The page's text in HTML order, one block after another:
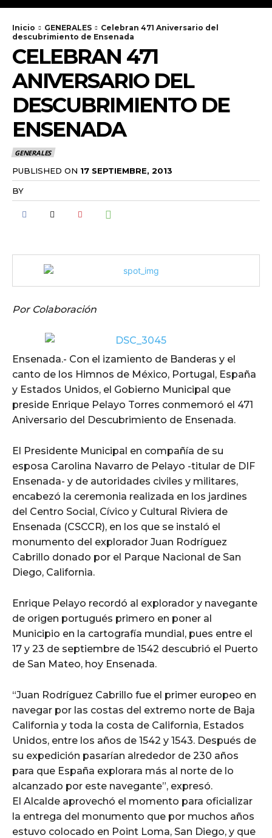
Inicio GENERALES
Celebran 471 Aniversario del
descubrimiento de Ensenada
CELEBRAN 471
ANIVERSARIO DEL
DESCUBRIMIENTO DE
ENSENADA
GENERALES
PUBLISHED ON 17 SEPTIEMBRE, 2013
BY
Por Colaboración
Ensenada.- Con el izamiento de Banderas y el
canto de los Himnos de México, Portugal, España
y Estados Unidos, el Gobierno Municipal que
preside Enrique Pelayo Torres conmemoró el 471
Aniversario del Descubrimiento de Ensenada.
El Presidente Municipal en compañía de su
esposa Carolina Navarro de Pelayo -titular de DIF
Ensenada- y de autoridades civiles y militares,
encabezó la ceremonia realizada en los jardines
del Centro Social, Cívico y Cultural Riviera de
Ensenada (CSCCR), en los que se instaló el
monumento del explorador Juan Rodríguez
Cabrillo donado por el Parque Nacional de San
Diego, California.
Enrique Pelayo recordó al explorador y navegante
de origen portugués primero en poner al
Municipio en la cartografía mundial, pues entre el
17 y 23 de septiembre de 1542 descubrió el Puerto
de San Mateo, hoy Ensenada.
“Juan Rodríguez Cabrillo fue el primer europeo en
navegar por las costas del extremo norte de Baja
California y toda la costa de California, Estados
Unidos, entre los años de 1542 y 1543. Después de
su expedición pasarían alrededor de 230 años
para que España explorara más al norte de lo
alcanzado por este navegante”, expresó.
El Alcalde aprovechó el momento para oficializar
la entrega del monumento que por muchos años
estuvo colocado en Point Loma, San Diego, y que